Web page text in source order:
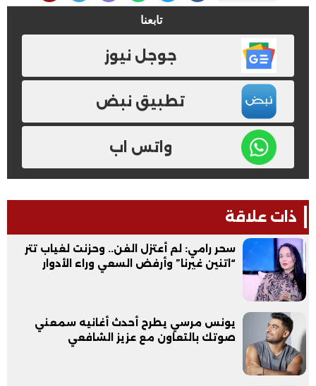
تابعنا
جوجل نيوز
تطبيق نبض
واتس اب
ذات علاقة
سحر رامي: لم أعتزل الفن.. وحزنت لغياب تتر
“اتنين غيرنا” وأرفض السعي وراء الأدوار
يونس مرسي يطرح أحدث أغانيه سمعني
صوتك بالتعاون مع عزيز الشافعي